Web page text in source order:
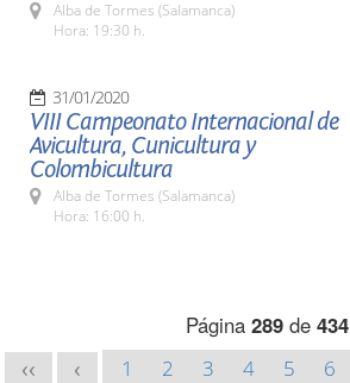
Alba de Tormes (Salamanca)
Hora: 19:30 h.
31/01/2020
VIII Campeonato Internacional de
Avicultura, Cunicultura y
Colombicultura
Alba de Tormes (Salamanca)
Hora: 16:00 h.
Página 289de 434
<< < 1 2 3 4 5 6